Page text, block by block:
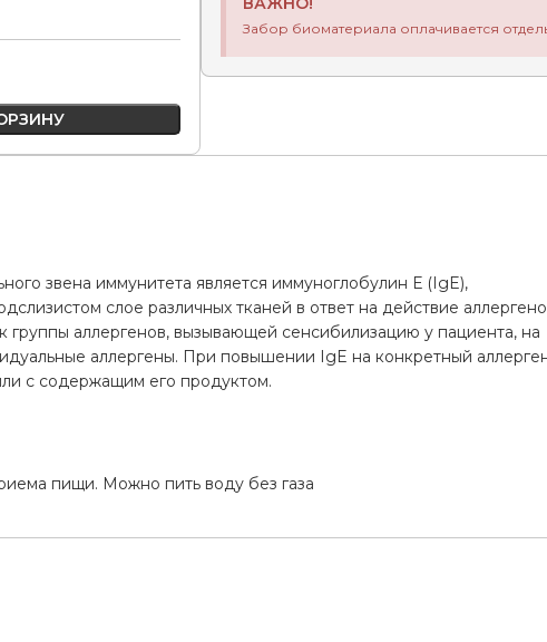
Забор биоматериала оплачивается
звена иммунитета является иммуноглобулин Е (IgE),
слое различных тканей в ответ на действие
группы аллергенов, вызывающей сенсибилизацию у пациента, на
аллергены. При повышении IgE на конкретный
с содержащим его продуктом.
пищи. Можно пить воду без газа